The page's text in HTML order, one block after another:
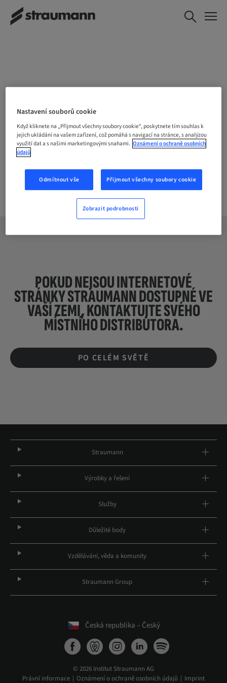
ZVOLTE SVOU LOALITU
Společnost
POKUD NEJSOU INTERNETOVÉ
STRÁNKY STRAUMANN DOSTUPNÉ VE
VAŠÍ ZEMI, KONTAKTUJTE SVÉHO
MÍSTNÍHO DISTRIBUTORA.
PO CELÉM SVĚTĚ
Straumann
Výrobky a řešení
Služby
Důležité body
Vzdělávání, věda a komunity
Straumann Group
Česká republika – Český
© 2026 Institut Straumann AG
Právní informace
Oznámení o ochraně osobních údajů
Imprint
Nastavení souborů cookie
Když kliknete na „Přijmout všechny soubory cookie“, poskytnete tím souhlas k
jejich ukládání na vašem zařízení, což pomáhá s navigací na stránce, s analýzou
využití dat a s našimi marketingovými snahami. Oznámení o ochraně osobních
údajů
Odmítnout vše Přijmout všechny soubory cookie
Zobrazit podrobnosti